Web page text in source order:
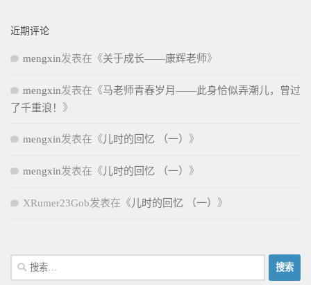
近期评论
mengxin发表在《关于成长——康辉老师》
mengxin发表在《马老师青春岁月——此身恰似弄潮儿，曾过
了千重浪！ 》
mengxin发表在《 儿时的回忆 （一） 》
mengxin发表在《 儿时的回忆 （一） 》
XRumer23Gob发表在《 儿时的回忆 （一） 》
搜
索：